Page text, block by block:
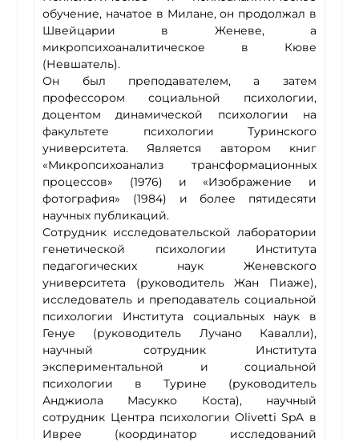
обучение, начатое в Милане, он продолжал в
Швейцарии в Женеве, а
микропсихоаналитическое в Кюве
(Невшатель).
Он был преподавателем, а затем
профессором социальной психологии,
доцентом динамической психологии на
факультете психологии Туринского
университета. Является автором книг
«Микропсихоанализ трансформационных
процессов» (1976) и «Изображение и
фотография» (1984) и более пятидесяти
научных публикаций.
Сотрудник исследовательской лаборатории
генетической психологии Института
педагогических наук Женевского
университета (руководитель Жан Пиаже),
исследователь и преподаватель социальной
психологии Института социальных наук в
Генуе (руководитель Лучано Кавалли),
научный сотрудник Института
экспериментальной и социальной
психологии в Турине (руководитель
Анджиола Масукко Коста), научный
сотрудник Центра психологии Olivetti SpA в
Иврее (координатор исследований